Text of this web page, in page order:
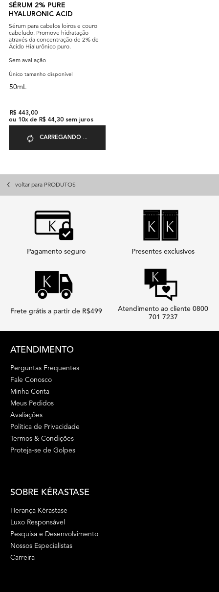
SÉRUM 2% PURE
HYALURONIC ACID
Sérum para cabelos loiros e couro
cabeludo. Promove hidratação
através da concentração de 2% de
Ácido Hialurônico puro.
Sem avaliação
Único tamanho disponível
50mL
R$ 443,00
ou 10x de R$ 44,30 sem juros
CARREGANDO ...
voltar para PRODUTOS
Pagamento seguro Presentes exclusivos
Frete grátis a partir de R$499
Atendimento ao cliente 0800
701 7237
ATENDIMENTO
Perguntas Frequentes
Fale Conosco
Minha Conta
Meus Pedidos
Avaliações
Política de Privacidade
Termos & Condições
Proteja-se de Golpes
SOBRE KÉRASTASE
Herança Kérastase
Luxo Responsável
Pesquisa e Desenvolvimento
Nossos Especialistas
Carreira